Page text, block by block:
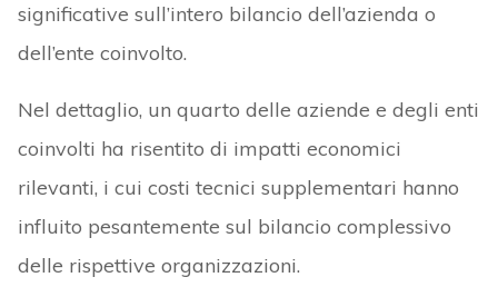
significative sull’intero bilancio dell’azienda o
dell’ente coinvolto.
Nel dettaglio, un quarto delle aziende e degli enti
coinvolti ha risentito di impatti economici
rilevanti, i cui costi tecnici supplementari hanno
influito pesantemente sul bilancio complessivo
delle rispettive organizzazioni.